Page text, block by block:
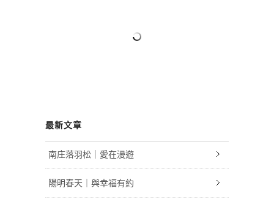
最新文章
南庄落羽松｜愛在漫遊
陽明春天｜與幸福有約